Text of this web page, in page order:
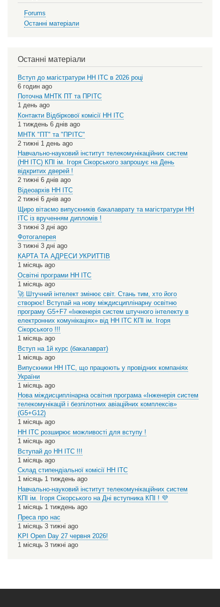
Forums
Останні матеріали
Останні матеріали
Вступ до магістратури НН ІТС в 2026 році
6 годин ago
Поточна МНТК ПТ та ПРІТС
1 день ago
Контакти Відбіркової комісії НН ІТС
1 тиждень 6 днів ago
МНТК "ПТ" та "ПРІТС"
2 тижні 1 день ago
Навчально-науковий інститут телекомунікаційних систем
(НН ІТС) КПІ ім. Ігоря Сікорського запрошує на День
відкритих дверей !
2 тижні 6 днів ago
Відеоархів НН ІТС
2 тижні 6 днів ago
Щиро вітаємо випускників бакалаврату та магістратури НН
ІТС із врученням дипломів !
3 тижні 3 дні ago
Фотогалерея
3 тижні 3 дні ago
КАРТА ТА АДРЕСИ УКРИТТІВ
1 місяць ago
Освітні програми НН ІТС
1 місяць ago
🚀 Штучний інтелект змінює світ. Стань тим, хто його
створює! Вступай на нову міждисциплінарну освітню
програму G5+F7 «Інженерія систем штучного інтелекту в
електронних комунікаціях» від НН ІТС КПІ ім. Ігоря
Сікорського !!!
1 місяць ago
Вступ на 1й курс (бакалаврат)
1 місяць ago
Випускники НН ІТС, що працюють у провідних компаніях
України
1 місяць ago
Нова міждисциплінарна освітня програма «Інженерія систем
телекомунікацій і безпілотних авіаційних комплексів»
(G5+G12)
1 місяць ago
НН ІТС розширює можливості для вступу !
1 місяць ago
Вступай до НН ІТС !!!
1 місяць ago
Склад стипендіальної комісії НН ІТС
1 місяць 1 тиждень ago
Навчально-науковий інститут телекомунікаційних систем
КПІ ім. Ігоря Сікорського на Дні вступника КПІ ! 💜
1 місяць 1 тиждень ago
Преса про нас
1 місяць 3 тижні ago
KPI Open Day 27 червня 2026!
1 місяць 3 тижні ago